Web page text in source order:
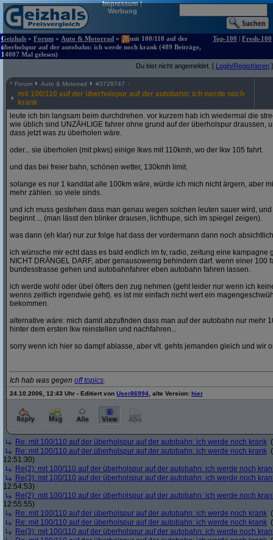
Impressum|
Werbung
Geizhals » Forum » Auto & Motorrad »
mit 100/110 auf der
überholspur auf der autobahn: ich werde noch krank (489 Beiträge,
14007 Mal gelesen)
Top-100 | Fresh-100
Du bist nicht angemeldet. [ Login/Registrieren ]
^ Forum Auto & Motorrad #3728747
mit 100/110 auf der überholspur auf der autobahn: ich werde noch
krank
leute ich bin langsam beim durchdrehen. vor kurzem hab ich wiedermal die
wie üblich sind UNZÄHLIGE fahrer ohne grund auf der überholspur draussen,
dass jetzt was zu überholen wäre.
oder... sie überholen (mit pkws) einige lkws mit 110kmh, wo der lkw 105 fahrt.
und das bei freier bahn, schönen wetter, 130kmh limit.
solange es nur 1 kanditat alle 100km wäre, würde ich mich nicht ärgern, aber
mehr zählen. so viele sinds.
und ich muss gestehen dass man genau wegen solchen leuten sauer wird,
beginnt ... (man lässt den blinker drausen, lichthupe, sich im spiegel zeigen).
was dann (eh klar) nur zur folge hat dass der vordermann dann noch
ich wünsche mir echt dass es bald endlich im tv, radio, zeitung eine kampagne
NICHT DRÄNGEL DARF, aber genausowenig behindern darf. wenn einer 100
bundesstrasse gehen und autobahnfahrer eben autobahn fahren lassen.
ich werde wohl oder übel öfters den zug nehmen (geht leider nur wenn ich
wenns zeitlich irgendwie geht). es ist mir einfach nicht wert ein
bekommen.
alternative wäre: mich damit abzufinden dass man auf der autobahn nur mehr
hinter dem ersten lkw reinstellen und nachfahren...
sorry wenn ich hier so dampf ablasse, aber vlt. gehts jemanden gleich und wir
Ich hab was gegen off topics.
24.10.2006, 12:43 Uhr - Editiert von User86994 , alte Version: hier
Re: mit 100/110 auf der überholspur auf der autobahn: ich werde noch krank (
Re: mit 100/110 auf der überholspur auf der autobahn: ich werde noch krank (
12:51:30)
Re(2): mit 100/110 auf der überholspur auf der autobahn: ich werde noch
Re(3): mit 100/110 auf der überholspur auf der autobahn: ich werde noch
12:54:53)
Re(2): mit 100/110 auf der überholspur auf der autobahn: ich werde noch
12:55:55)
Re: mit 100/110 auf der überholspur auf der autobahn: ich werde noch krank (
Re: mit 100/110 auf der überholspur auf der autobahn: ich werde noch krank (
Re(3): mit 100/110 auf der überholspur auf der autobahn: ich werde noch